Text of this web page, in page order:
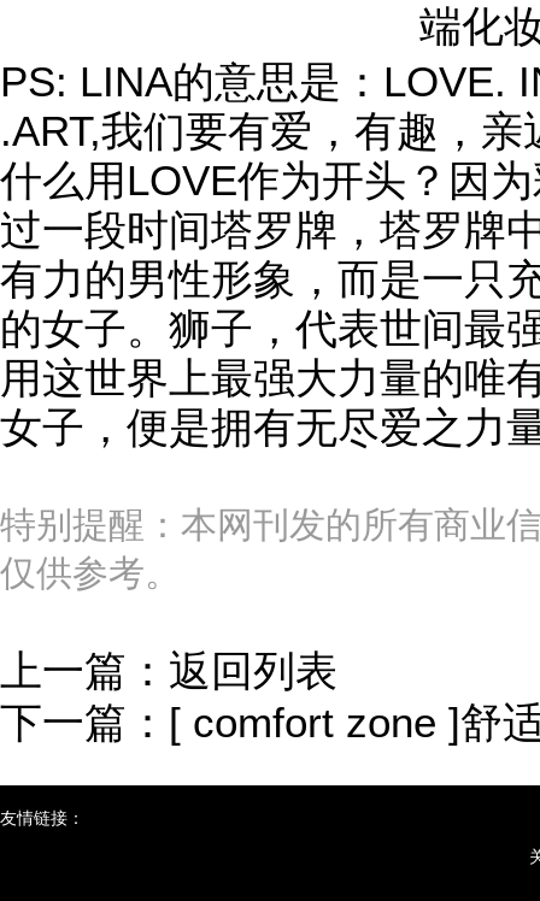
PS: LINA的意思是：LOVE.
.ART,我们要有爱，有趣，
什么用LOVE作为开头？因
过一段时间塔罗牌，塔罗牌
有力的男性形象，而是一只
的女子。狮子，代表世间最
用这世界上最强大力量的唯
女子，便是拥有无尽爱之力
特别提醒：本网刊发的所有商业
仅供参考。
上一篇： 返回列表
下一篇： [ comfort zone ]舒
友情链接：